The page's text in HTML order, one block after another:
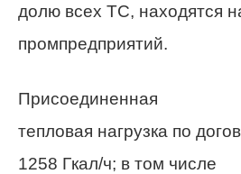
долю всех ТС, находятся
промпредприятий.
Присоединенная
тепловая нагрузка по
1258 Гкал/ч; в том числе